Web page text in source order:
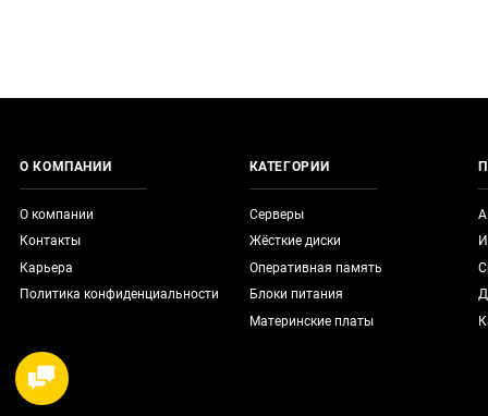
О КОМПАНИИ
О компании
Контакты
Карьера
Политика конфиденциальности
КАТЕГОРИИ
Серверы
Жёсткие диски
Оперативная память
Блоки питания
Материнские платы